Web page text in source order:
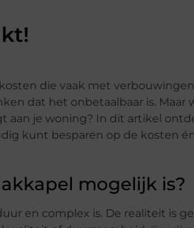
die vaak met
dat het onbetaalbaar is. Maar
aan je woning? In dit artikel
kunt besparen op de kosten
mogelijk is?
en complex is. De realiteit is